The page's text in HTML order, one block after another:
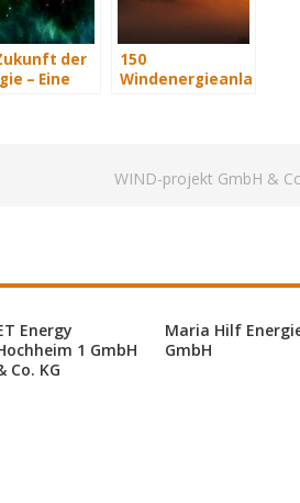
der
– Eine
150
Windenergieanlagen
WIND-projekt GmbH &
Energy
1 GmbH
Co. KG
Maria Hilf
GmbH